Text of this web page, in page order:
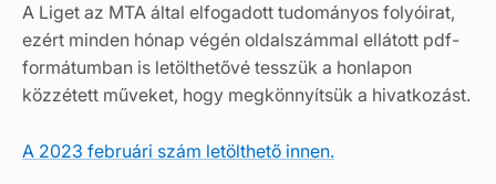
A Liget az MTA által elfogadott tudományos folyóirat,
ezért minden hónap végén oldalszámmal ellátott pdf-
formátumban is letölthetővé tesszük a honlapon
közzétett műveket, hogy megkönnyítsük a hivatkozást.
A 2023 februári szám letölthető innen.